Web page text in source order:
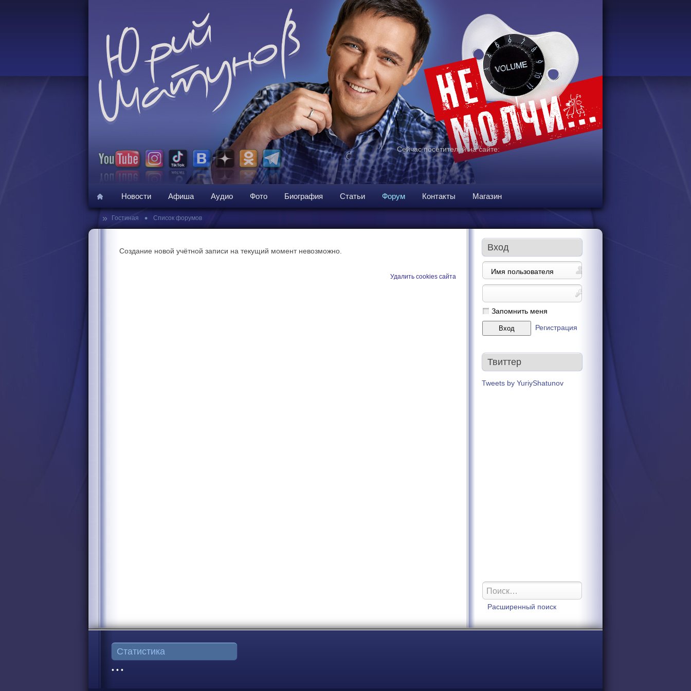
Сейчас посетителей на сайте:
Новости Афиша Аудио Фото Биография Статьи Форум Контакты Магазин
» Гостиная • Список форумов
Создание новой учётной записи на текущий момент невозможно.
Удалить cookies сайта
Вход
Запомнить меня
Регистрация
Твиттер
Tweets by YuriyShatunov
Расширенный поиск
Статистика
• • •